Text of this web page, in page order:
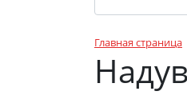
Главная страница